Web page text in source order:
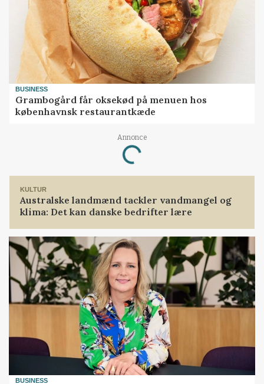
BUSINESS
Grambogård får oksekød på menuen hos
københavnsk restaurantkæde
Annonce
Loading...
KULTUR
Australske landmænd tackler vandmangel og
klima: Det kan danske bedrifter lære
BUSINESS